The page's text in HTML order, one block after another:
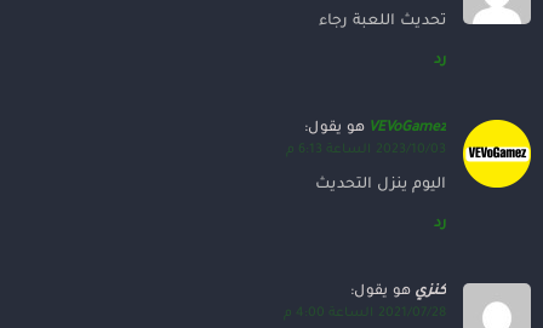
تحديث اللعبة رجاء
رد
VEVoGamez هو يقول:
2023/10/03 الساعة 6:13 م
اليوم ينزل التحديث
رد
كنزي هو يقول:
2021/07/28 الساعة 4:00 م